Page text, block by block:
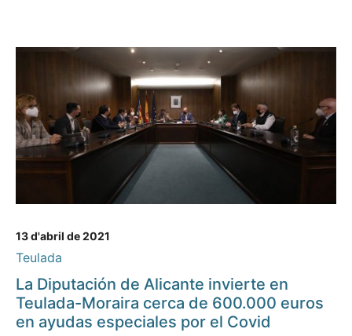
13 d'abril de 2021
Teulada
La Diputación de Alicante invierte en
Teulada-Moraira cerca de 600.000 euros
en ayudas especiales por el Covid